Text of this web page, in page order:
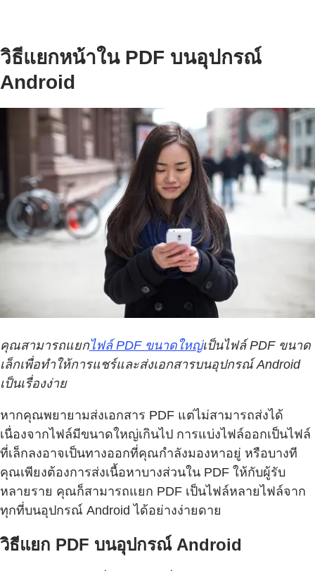
วิธีแยกหน้าใน PDF บนอุปกรณ์
Android
คุณสามารถแยกไฟล์ PDF ขนาดใหญ่เป็นไฟล์ PDF ขนาด
เล็กเพื่อทำให้การแชร์และส่งเอกสารบนอุปกรณ์ Android
เป็นเรื่องง่าย
หากคุณพยายามส่งเอกสาร PDF แต่ไม่สามารถส่งได้
เนื่องจากไฟล์มีขนาดใหญ่เกินไป การแบ่งไฟล์ออกเป็นไฟล์
ที่เล็กลงอาจเป็นทางออกที่คุณกำลังมองหาอยู่ หรือบางที
คุณเพียงต้องการส่งเนื้อหาบางส่วนใน PDF ให้กับผู้รับ
หลายราย คุณก็สามารถแยก PDF เป็นไฟล์หลายไฟล์จาก
ทุกที่บนอุปกรณ์ Android ได้อย่างง่ายดาย
วิธีแยก PDF บนอุปกรณ์ Android